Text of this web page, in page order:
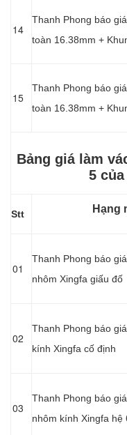
14
Thanh Phong báo
toàn 16.38mm +
15
Thanh Phong báo
toàn 16.38mm +
Bảng giá làm
5
Stt Hạng
01
Thanh Phong báo
nhôm Xingfa giấu đố
02
Thanh Phong báo
kính Xingfa cố định
03
Thanh Phong báo
nhôm kính Xingfa hệ